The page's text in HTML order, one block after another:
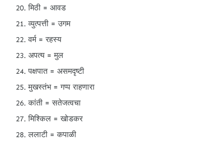
मिठी = आवड
व्युत्पत्ती = उगम
वर्म = रहस्य
अपत्य = मुल
पक्षपात = असमदृष्टी
मुखस्तंभ = गप्प राहणारा
कांती = सतेजत्वचा
मिश्किल = खोडकर
ललाटी = कपाळी